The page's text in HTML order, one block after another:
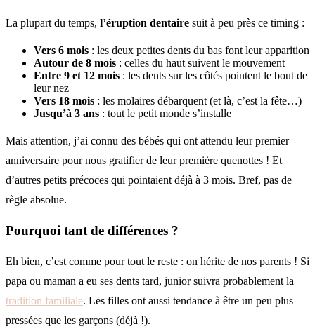
La plupart du temps, l’éruption dentaire suit à peu près ce timing :
Vers 6 mois : les deux petites dents du bas font leur apparition
Autour de 8 mois : celles du haut suivent le mouvement
Entre 9 et 12 mois : les dents sur les côtés pointent le bout de
leur nez
Vers 18 mois : les molaires débarquent (et là, c’est la fête…)
Jusqu’à 3 ans : tout le petit monde s’installe
Mais attention, j’ai connu des bébés qui ont attendu leur premier
anniversaire pour nous gratifier de leur première quenottes ! Et
d’autres petits précoces qui pointaient déjà à 3 mois. Bref, pas de
règle absolue.
Pourquoi tant de différences ?
Eh bien, c’est comme pour tout le reste : on hérite de nos parents ! Si
papa ou maman a eu ses dents tard, junior suivra probablement la
tradition familiale. Les filles ont aussi tendance à être un peu plus
pressées que les garçons (déjà !).